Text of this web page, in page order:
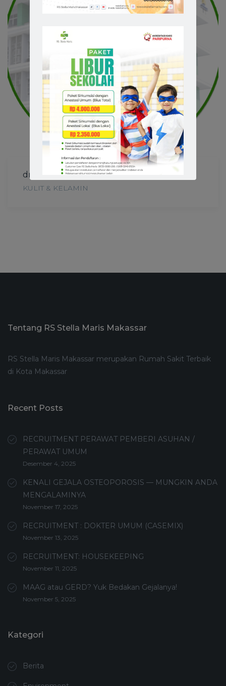
dr. Helena Kendengan, Sp.KK
KULIT & KELAMIN
Tentang RS Stella Maris Makassar
RS Stella Maris Makassar merupakan Rumah Sakit Terbaik
di Kota Makassar
Recent Posts
RECRUITMENT PERAWAT PEMBERI ASUHAN /
PERAWAT UMUM
Desember 4, 2025
KENALI GEJALA OSTEOPOROSIS — MUNGKIN ANDA
MENGALAMINYA
November 17, 2025
RECRUITMENT : DOKTER UMUM (CASEMIX)
November 13, 2025
RECRUITMENT: HOUSEKEEPING
November 11, 2025
MAAG atau GERD? Yuk Bedakan Gejalanya!
November 5, 2025
Kategori
Berita